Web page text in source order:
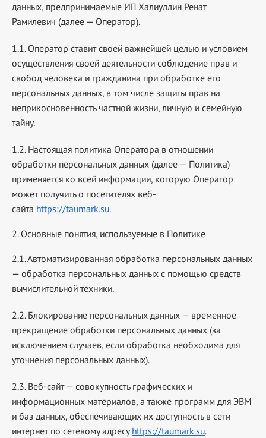
данных, предпринимаемые ИП Халиуллин Ренат
Рамилевич (далее — Оператор).
1.1. Оператор ставит своей важнейшей целью и условием
осуществления своей деятельности соблюдение прав и
свобод человека и гражданина при обработке его
персональных данных, в том числе защиты прав на
неприкосновенность частной жизни, личную и семейную
тайну.
1.2. Настоящая политика Оператора в отношении
обработки персональных данных (далее — Политика)
применяется ко всей информации, которую Оператор
может получить о посетителях веб-
сайта https://taumark.su.
2. Основные понятия, используемые в Политике
2.1. Автоматизированная обработка персональных данных
— обработка персональных данных с помощью средств
вычислительной техники.
2.2. Блокирование персональных данных — временное
прекращение обработки персональных данных (за
исключением случаев, если обработка необходима для
уточнения персональных данных).
2.3. Веб-сайт — совокупность графических и
информационных материалов, а также программ для ЭВМ
и баз данных, обеспечивающих их доступность в сети
интернет по сетевому адресуhttps://taumark.su.